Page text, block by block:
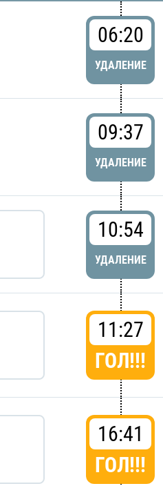
06:20
УДАЛЕНИЕ
09:37
УДАЛЕНИЕ
10:54
УДАЛЕНИЕ
11:27
ГОЛ!!!
16:41
ГОЛ!!!